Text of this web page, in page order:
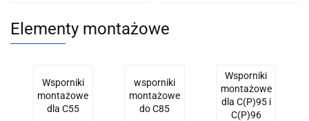
Elementy montażowe
Wsporniki
montażowe
dla C55
wsporniki
montażowe
do C85
Wsporniki
montażowe
dla C(P)95 i
C(P)96